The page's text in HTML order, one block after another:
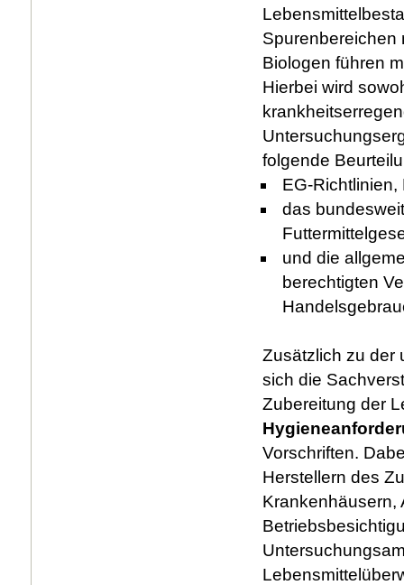
Spurenbereichen
Biologen führen
Hierbei wird
folgende
EG-
das
und die
berechtigten
Zusätzlich zu der
sich die
Zubereitung der
Vorschriften.
Herstellern des
Krankenhäusern,